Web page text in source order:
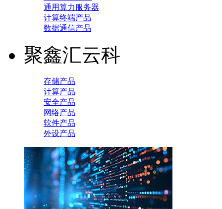
通用算力服务器
计算终端产品
数据通信产品
聚鑫汇云科
存储产品
计算产品
安全产品
网络产品
软件产品
外设产品